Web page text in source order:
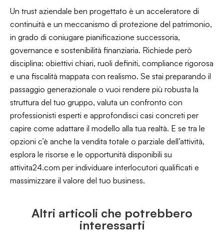
Un trust aziendale ben progettato è un acceleratore di
continuità e un meccanismo di protezione del patrimonio,
in grado di coniugare pianificazione successoria,
governance e sostenibilità finanziaria. Richiede però
disciplina: obiettivi chiari, ruoli definiti, compliance rigorosa
e una fiscalità mappata con realismo. Se stai preparando il
passaggio generazionale o vuoi rendere più robusta la
struttura del tuo gruppo, valuta un confronto con
professionisti esperti e approfondisci casi concreti per
capire come adattare il modello alla tua realtà. E se tra le
opzioni c’è anche la vendita totale o parziale dell’attività,
esplora le risorse e le opportunità disponibili su
attivita24.com per individuare interlocutori qualificati e
massimizzare il valore del tuo business.
Altri articoli che potrebbero
interessarti